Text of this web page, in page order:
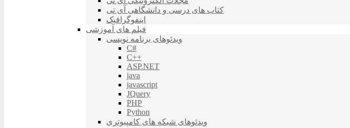
کتاب های درسی و دانشگاهی آی تی
اینفوگرافیک
فیلم های آموزشی
ویدئوهای برنامه نویسی
C#
C++
ASP.NET
java
javascript
JQuery
PHP
Python
ویدئوهای شبکه های کامپیوتری